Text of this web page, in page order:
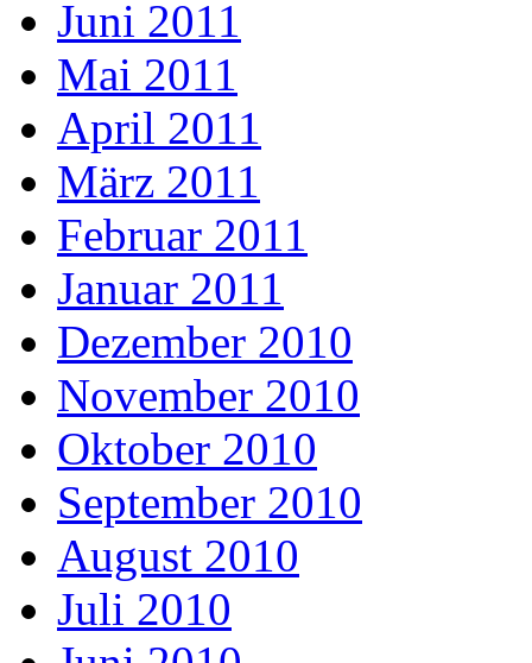
Juni 2011
Mai 2011
April 2011
März 2011
Februar 2011
Januar 2011
Dezember 2010
November 2010
Oktober 2010
September 2010
August 2010
Juli 2010